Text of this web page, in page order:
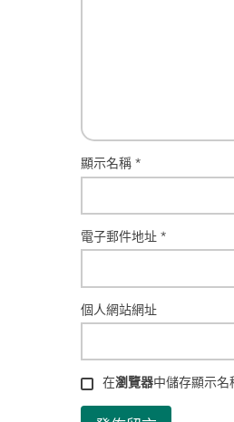
顯示名稱 *
電子郵件地址 *
個人網站網址
在瀏覽器中儲存顯示名